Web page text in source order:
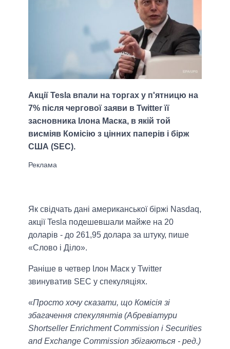
Акції Tesla впали на торгах у п'ятницю на
7% після чергової заяви в Twitter її
засновника Ілона Маска, в якій той
висміяв Комісію з цінних паперів і бірж
США (SEC).
Як свідчать дані американської біржі Nasdaq,
акції Tesla подешевшали майже на 20
доларів - до 261,95 долара за штуку, пише
«Слово і Діло».
Раніше в четвер Ілон Маск у Twitter
звинуватив SEC у спекуляціях.
«Просто хочу сказати, що Комісія зі
збагачення спекулянтів (Абревіатури
Shortseller Enrichment Commission і Securities
and Exchange Commission збігаються - ред.)